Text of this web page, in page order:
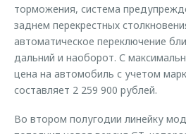
торможения, система
заднем перекрестных
автоматическое переключение
дальний и наоборот. С
цена на автомобиль с учетом
составляет 2 259 900 рублей.
Во втором полугодии линейку